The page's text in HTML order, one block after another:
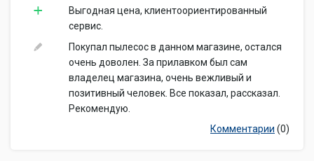
Выгодная цена, клиентоориентированный
сервис.
Покупал пылесос в данном магазине, остался
очень доволен. За прилавком был сам
владелец магазина, очень вежливый и
позитивный человек. Все показал, рассказал.
Рекомендую.
Комментарии (0)